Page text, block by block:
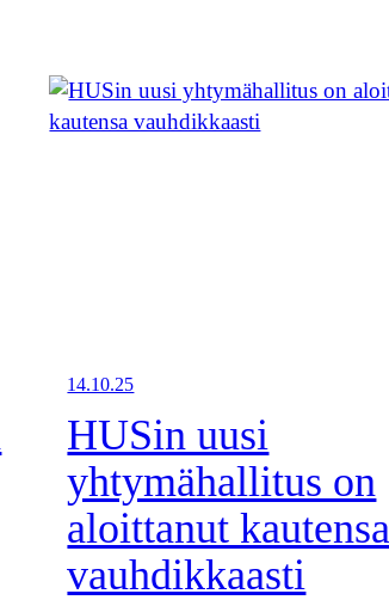
14.10.25
HUSin uusi
yhtymähallitus on
aloittanut kautensa
vauhdikkaasti